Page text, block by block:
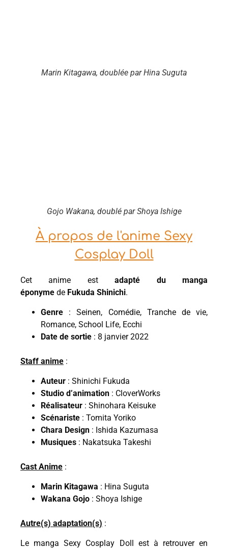
Marin Kitagawa, doublée par Hina Suguta
Gojo Wakana, doublé par Shoya Ishige
À propos de l'anime Sexy
Cosplay Doll
Cet anime estadapté du manga
éponyme de Fukuda Shinichi.
Genre : Seinen, Comédie, Tranche de vie,
Romance, School Life, Ecchi
Date de sortie : 8 janvier 2022
Staff anime :
Auteur : Shinichi Fukuda
Studio d’animation : CloverWorks
Réalisateur : Shinohara Keisuke
Scénariste : Tomita Yoriko
Chara Design : Ishida Kazumasa
Musiques : Nakatsuka Takeshi
Cast Anime :
Marin Kitagawa : Hina Suguta
Wakana Gojo : Shoya Ishige
Autre(s) adaptation(s) :
Le manga Sexy Cosplay Doll est à retrouver en